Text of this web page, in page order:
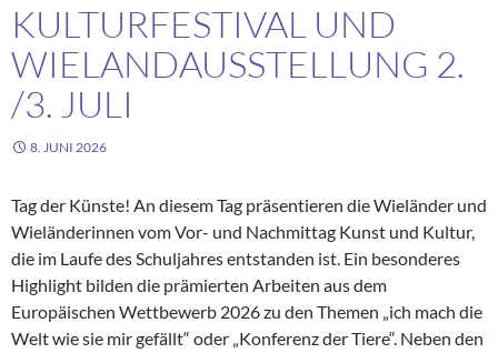
KULTURFESTIVAL UND
WIELANDAUSSTELLUNG 2.
/3. JULI
8. JUNI 2026
Tag der Künste! An diesem Tag präsentieren die Wieländer und
Wieländerinnen vom Vor- und Nachmittag Kunst und Kultur,
die im Laufe des Schuljahres entstanden ist. Ein besonderes
Highlight bilden die prämierten Arbeiten aus dem
Europäischen Wettbewerb 2026 zu den Themen „ich mach die
Welt wie sie mir gefällt“ oder „Konferenz der Tiere“. Neben den